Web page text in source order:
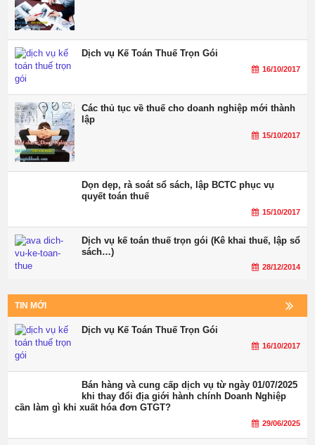
Dịch vụ Kế Toán Thuế Trọn Gói
16/10/2017
Các thủ tục về thuế cho doanh nghiệp mới thành
lập
15/10/2017
Dọn dẹp, rà soát sổ sách, lập BCTC phục vụ
quyết toán thuế
15/10/2017
Dịch vụ kế toán thuế trọn gói (Kê khai thuế, lập sổ
sách…)
28/12/2014
TIN MỚI
Dịch vụ Kế Toán Thuế Trọn Gói
16/10/2017
Bán hàng và cung cấp dịch vụ từ ngày 01/07/2025
khi thay đổi địa giới hành chính Doanh Nghiệp
cần làm gì khi xuất hóa đơn GTGT?
29/06/2025